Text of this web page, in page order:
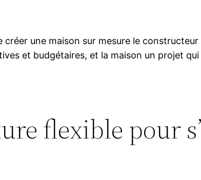
créer une maison sur mesure le
et budgétaires, et la maison un projet
flexible pour